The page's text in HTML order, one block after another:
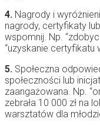
4. Nagrody i
nagrody, certyfikaty
wspomnij. Np.
“uzyskanie certyfikatu
5. Społeczna
społeczności lub
zaangażowana. Np.
zebrała 10 000 zł na
warsztatów dla